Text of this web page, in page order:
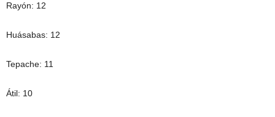
Rayón: 12
Huásabas: 12
Tepache: 11
Átil: 10